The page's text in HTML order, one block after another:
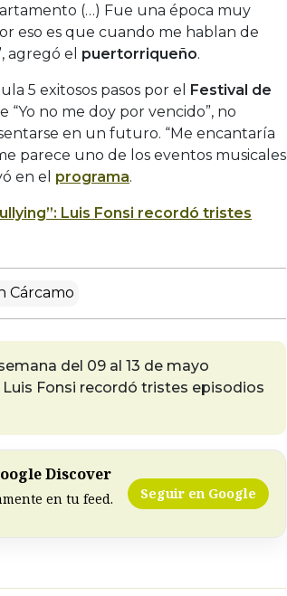
(…) Fue una época muy
eso es que cuando me hablan de
agregó el puertorriqueño.
5 exitosos pasos por el Festival de
“Yo no me doy por vencido”, no
en un futuro. “Me encantaría
parece uno de los eventos musicales
en el programa.
Luis Fonsi recordó tristes
Cárcamo
del 09 al 13 de mayo
Fonsi recordó tristes episodios
Discover
en tu feed. Seguir en Google